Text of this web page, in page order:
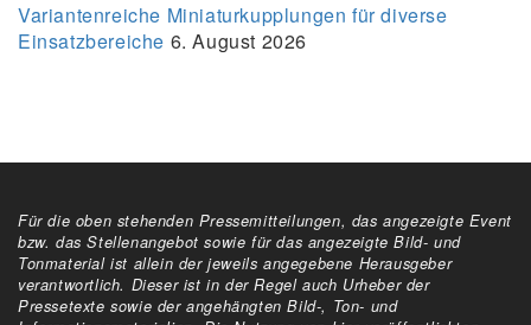
Variantenreiche Miniaturkupplungen für diverse
Einsatzbereiche 6. August 2026
Für die oben stehenden Pressemitteilungen, das angezeigte Event
bzw. das Stellenangebot sowie für das angezeigte Bild- und
Tonmaterial ist allein der jeweils angegebene Herausgeber
verantwortlich. Dieser ist in der Regel auch Urheber der
Pressetexte sowie der angehängten Bild-, Ton- und